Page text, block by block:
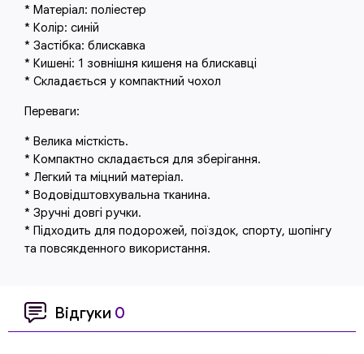
* Матеріал: поліестер
* Колір: синій
* Застібка: блискавка
* Кишені: 1 зовнішня кишеня на блискавці
* Складається у компактний чохол
Переваги:
* Велика місткість.
* Компактно складається для зберігання.
* Легкий та міцний матеріал.
* Водовідштовхувальна тканина.
* Зручні довгі ручки.
* Підходить для подорожей, поїздок, спорту, шопінгу
та повсякденного використання.
Відгуки 0